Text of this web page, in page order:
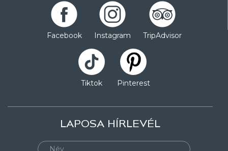
Facebook Instagram TripAdvisor
Tiktok Pinterest
LAPOSA HÍRLEVÉL